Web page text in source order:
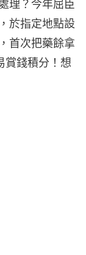
理？今年屈臣
於指定地點設
首次把藥餘拿
賞錢積分！想